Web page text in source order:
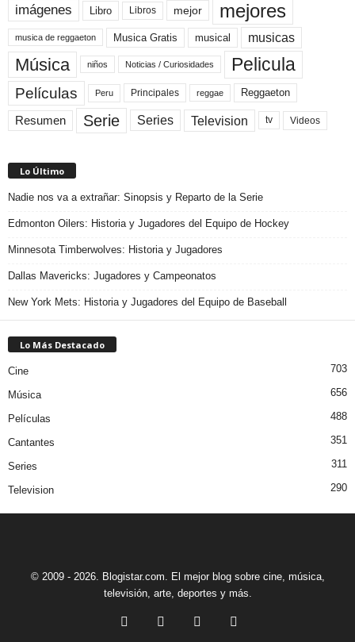
imágenes Libro Libros mejor mejores
musica de reggaeton Musica Gratis musical musicas
Música niños Noticias / Curiosidades Pelicula
Películas Peru Principales reggae Reggaeton
Resumen Serie Series Television tv Videos
Lo Último
Nadie nos va a extrañar: Sinopsis y Reparto de la Serie
Edmonton Oilers: Historia y Jugadores del Equipo de Hockey
Minnesota Timberwolves: Historia y Jugadores
Dallas Mavericks: Jugadores y Campeonatos
New York Mets: Historia y Jugadores del Equipo de Baseball
Lo Más Destacado
Cine 703
Música 656
Películas 488
Cantantes 351
Series 311
Television 290
© 2009 - 2026. Blogistar.com. El mejor blog sobre cine, música,
televisión, arte, deportes y más.